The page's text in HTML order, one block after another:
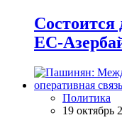
Состоится
ЕС-
Политика
19 октябрь